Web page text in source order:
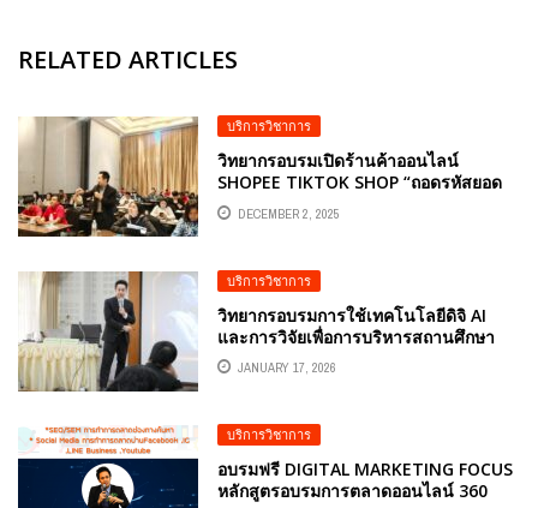
RELATED ARTICLES
บริการวิชาการ
วิทยากรอบรมเปิดร้านค้าออนไลน์
SHOPEE TIKTOK SHOP “ถอดรหัสยอด
ขายพุ่ง ‘นูตร้าแพลนท์’ บริษัทปุ๋ย เคมีภัณฑ์
ทางการเกษตร จัดหนัก ติวเข้ม 7 คัมภีร์
ธวัชชัย สุขสีดา
DECEMBER 2, 2025
บริการวิชาการ
วิทยากรอบรมการใช้เทคโนโลยีดิจิ AI
และการวิจัยเพื่อการบริหารสถานศึกษา
เสริมแกร่งผู้นำอาชีวะยุคใหม่ ด้วย
เทคโนโลยีดิจิทัลและกระบวนการวิจัย
JANUARY 17, 2026
บริการวิชาการ
อบรมฟรี DIGITAL MARKETING FOCUS
หลักสูตรอบรมการตลาดออนไลน์ 360